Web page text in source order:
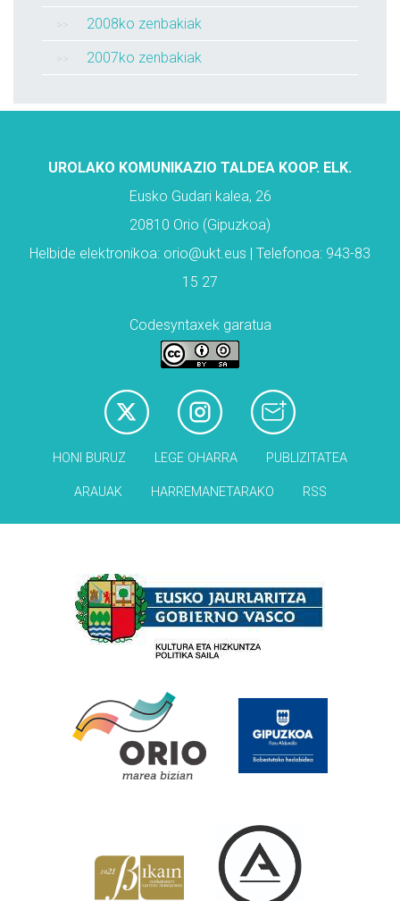
2008ko zenbakiak
2007ko zenbakiak
UROLAKO KOMUNIKAZIO TALDEA KOOP. ELK.
Eusko Gudari kalea, 26
20810 Orio (Gipuzkoa)
Helbide elektronikoa: orio@ukt.eus | Telefonoa: 943-83
15 27
Codesyntaxek garatua
HONI BURUZ LEGE OHARRA PUBLIZITATEA
ARAUAK HARREMANETARAKO RSS